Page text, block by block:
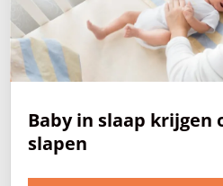
Baby in slaap krijgen
slapen